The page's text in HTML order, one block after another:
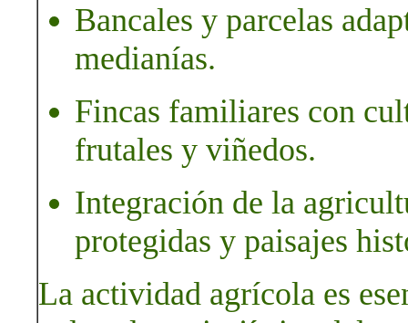
Bancales y parcelas
medianías.
Fincas familiares con
frutales y viñedos.
Integración de la
protegidas y paisajes
La actividad agrícola es